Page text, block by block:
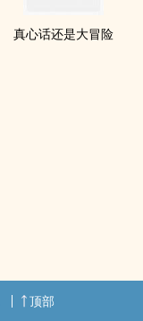
真心话还是大冒险
顶部